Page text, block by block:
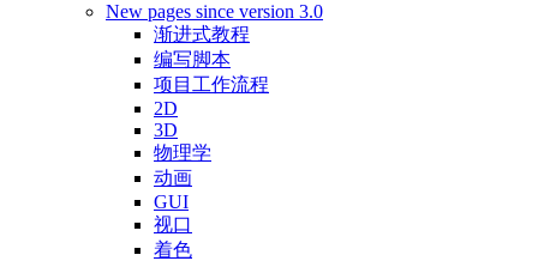
New pages since version 3.0
渐进式教程
编写脚本
项目工作流程
2D
3D
物理学
动画
GUI
视口
着色